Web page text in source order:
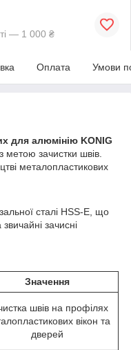
— 1 000 ₴
Оплата Умови
для алюмінію KONIG
метою зачистки швів.
металопластикових
сталі HSS-E, що
зачисні
Значення
швів на профілях
вікон та
дверей